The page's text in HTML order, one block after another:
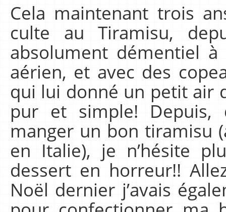
Cela maintenant trois
culte au Tiramisu,
absolument démentiel
aérien, et avec des
qui lui donné un petit air
pur et simple! Depuis,
manger un bon tiramisu
en Italie), je n’hésite
dessert en horreur!!
Noël dernier j’avais